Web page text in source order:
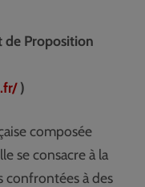
de Proposition
)
composée
se consacre à la
confrontées à des